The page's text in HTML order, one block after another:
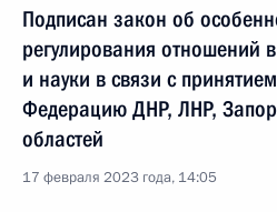
Подписан закон об
регулирования отношений
и науки в связи с
Федерацию ДНР, ЛНР,
областей
17 февраля 2023 года, 14:05